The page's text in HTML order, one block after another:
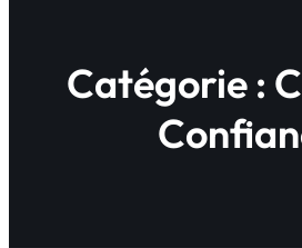
Catégorie :